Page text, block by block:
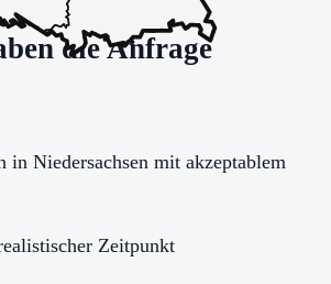
die Anfrage
in Niedersachsen mit akzeptablem
Zeitpunkt